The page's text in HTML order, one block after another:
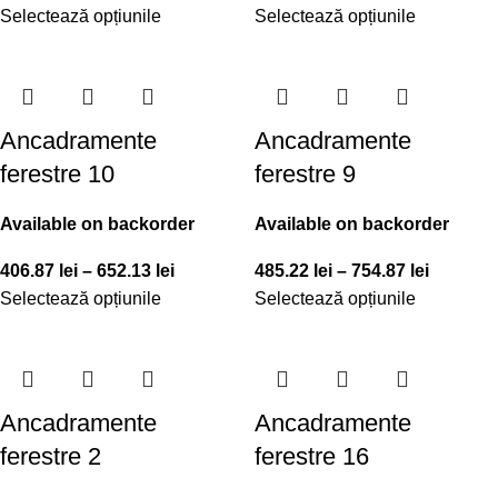
Selectează opțiunile
Selectează opțiunile
Ancadramente
ferestre 10
Available on backorder
406.87 lei – 652.13 lei
Selectează opțiunile
Ancadramente
ferestre 9
Available on backorder
485.22 lei – 754.87 lei
Selectează opțiunile
Ancadramente
ferestre 2
Ancadramente
ferestre 16